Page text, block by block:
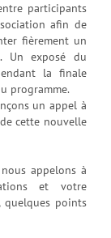
participants
afin de
fièrement un
Un exposé du
la finale
programme.
un appel à
cette nouvelle
appelons à
et votre
quelques points